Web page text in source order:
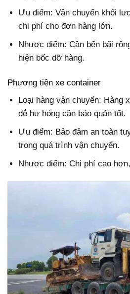
Ưu điểm: Vận chuyển khối
chi phí cho đơn hàng lớn.
Nhược điểm: Cần bến bãi
hiện bốc dỡ hàng.
Phương tiện xe container
Loại hàng vận chuyển: Hàng
dễ hư hỏng cần bảo quản tốt.
Ưu điểm: Bảo đảm an toàn
trong quá trình vận chuyển.
Nhược điểm: Chi phí cao